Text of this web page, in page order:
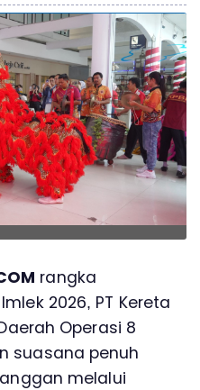
rangka
2026, PT Kereta
Operasi 8
suasana penuh
melalui